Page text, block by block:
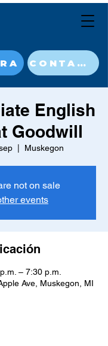
CONTACT
English
Goodwill
Muskegon
not on sale
events
– 7:30 p.m.
Ave, Muskegon, MI